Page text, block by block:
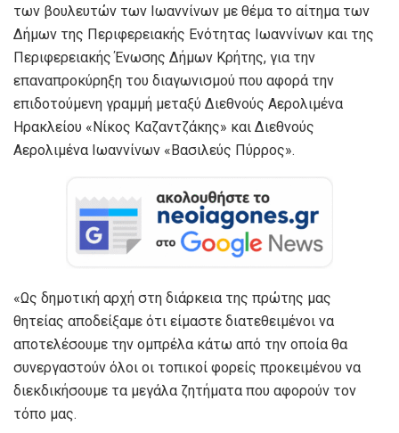
των βουλευτών των Ιωαννίνων με θέμα το αίτημα των
Δήμων της Περιφερειακής Ενότητας Ιωαννίνων και της
Περιφερειακής Ένωσης Δήμων Κρήτης, για την
επαναπροκύρηξη του διαγωνισμού που αφορά την
επιδοτούμενη γραμμή μεταξύ Διεθνούς Αερολιμένα
Ηρακλείου «Νίκος Καζαντζάκης» και Διεθνούς
Αερολιμένα Ιωαννίνων «Βασιλεύς Πύρρος».
«Ως δημοτική αρχή στη διάρκεια της πρώτης μας
θητείας αποδείξαμε ότι είμαστε διατεθειμένοι να
αποτελέσουμε την ομπρέλα κάτω από την οποία θα
συνεργαστούν όλοι οι τοπικοί φορείς προκειμένου να
διεκδικήσουμε τα μεγάλα ζητήματα που αφορούν τον
τόπο μας.